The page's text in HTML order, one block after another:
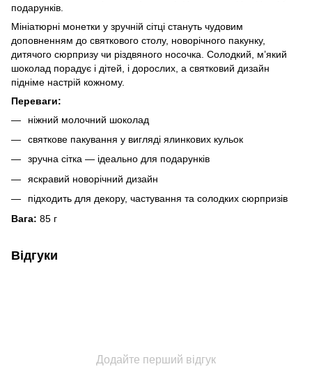
подарунків.
Мініатюрні монетки у зручній сітці стануть чудовим
доповненням до святкового столу, новорічного пакунку,
дитячого сюрпризу чи різдвяного носочка. Солодкий, м’який
шоколад порадує і дітей, і дорослих, а святковий дизайн
підніме настрій кожному.
Переваги:
ніжний молочний шоколад
святкове пакування у вигляді ялинкових кульок
зручна сітка — ідеально для подарунків
яскравий новорічний дизайн
підходить для декору, частування та солодких сюрпризів
Вага: 85 г
Відгуки
Додайте перший відгук